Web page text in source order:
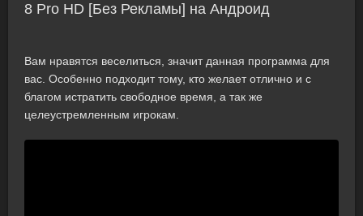
8 Pro HD [Без Рекламы] на Андроид
Вам нравятся веселиться, значит данная программа для
вас. Особенно подходит тому, кто желает отлично и с
благом истратить свободное время, а так же
целеустремленным игрокам.